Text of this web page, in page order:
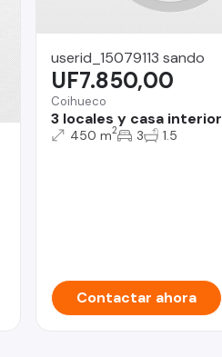
userid_15079113 sando
Coihueco
3 locales y casa interior
UF7.850,00
450 m2 3 1.5
Contactar ahora